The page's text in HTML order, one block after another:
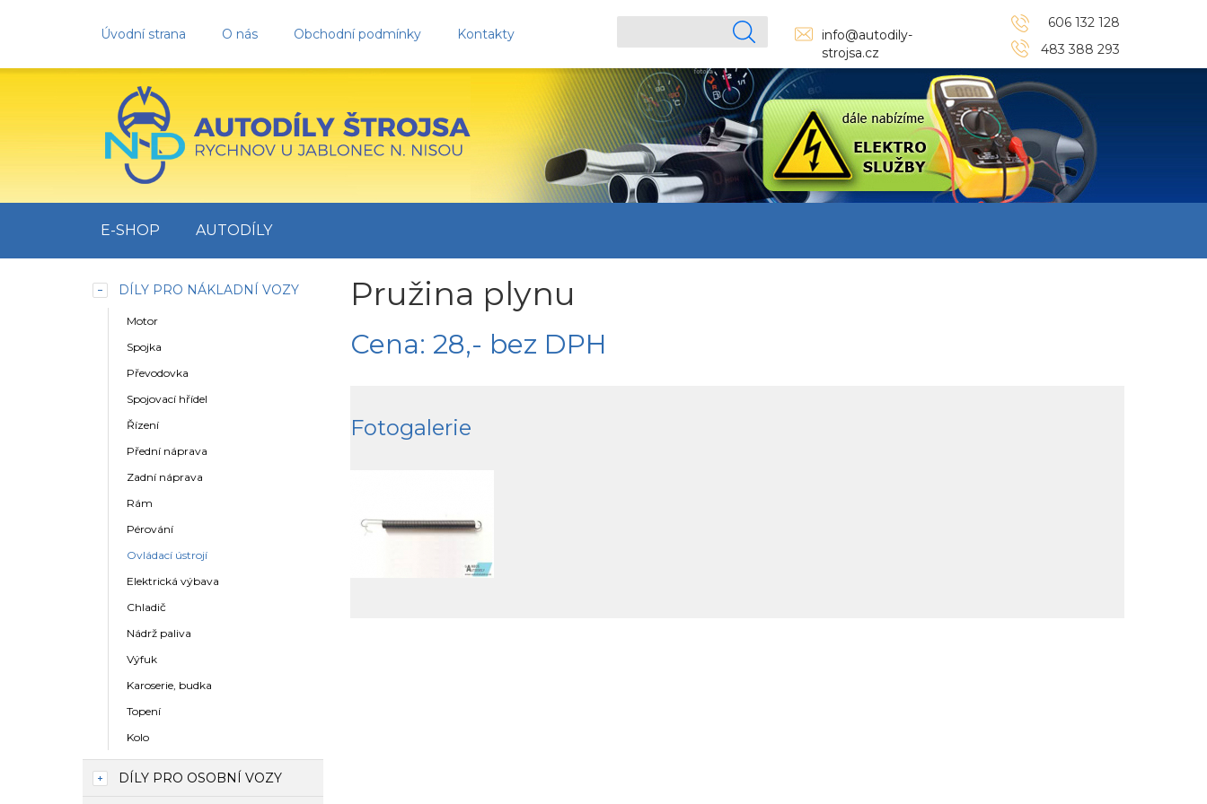
Úvodní strana O nás Obchodní podmínky Kontakty
info@autodily-
strojsa.cz
606 132 128
483 388 293
E-SHOP AUTODÍLY
DÍLY PRO NÁKLADNÍ VOZY
Motor
Spojka
Převodovka
Spojovací hřídel
Řízení
Přední náprava
Zadní náprava
Rám
Pérování
Ovládací ústrojí
Elektrická výbava
Chladič
Nádrž paliva
Výfuk
Karoserie, budka
Topení
Kolo
DÍLY PRO OSOBNÍ VOZY
Pružina plynu
Cena: 28,- bez DPH
Fotogalerie